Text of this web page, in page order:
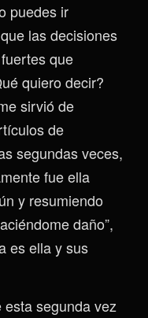
puedes ir
las decisiones
que
quiero decir?
sirvió de
de
segundas veces,
fue ella
y resumiendo
daño”,
es ella y sus
segunda vez